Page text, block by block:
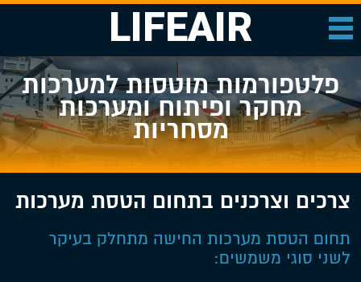
LIFEAIR
פלטפורמות מוטסות למערכות
מחקר ופיתוח ומערכות
מסחריות
צרכים וצרכנים בתחום הטסת מערכות
תחום הטסת מערכות החישה מתחלק בעיקר
לשני סוגי משמשים: